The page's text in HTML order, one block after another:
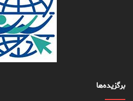
برگزیده‌ها